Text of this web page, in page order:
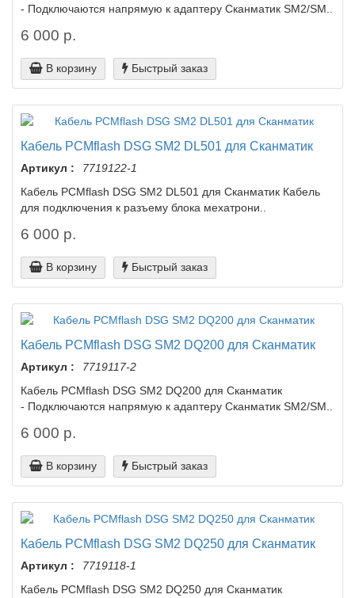
- Подключаются напрямую к адаптеру Сканматик SM2/SM..
6 000 р.
В корзину Быстрый заказ
Кабель PCMflash DSG SM2 DL501 для Сканматик
Артикул :
7719122-1
Кабель PCMflash DSG SM2 DL501 для Сканматик Кабель
для подключения к разъему блока мехатрони..
6 000 р.
В корзину Быстрый заказ
Кабель PCMflash DSG SM2 DQ200 для Сканматик
Артикул :
7719117-2
Кабель PCMflash DSG SM2 DQ200 для Сканматик
- Подключаются напрямую к адаптеру Сканматик SM2/SM..
6 000 р.
В корзину Быстрый заказ
Кабель PCMflash DSG SM2 DQ250 для Сканматик
Артикул :
7719118-1
Кабель PCMflash DSG SM2 DQ250 для Сканматик